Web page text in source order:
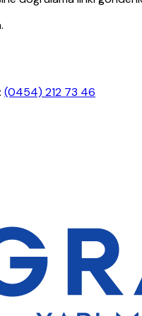
(0454) 212 73 46